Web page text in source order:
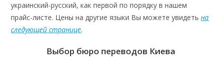
украинский-русский, как первой по порядку в нашем
прайс-листе. Цены на другие языки Вы можете увидетьна
следующей странице.
Выбор бюро переводов Киева